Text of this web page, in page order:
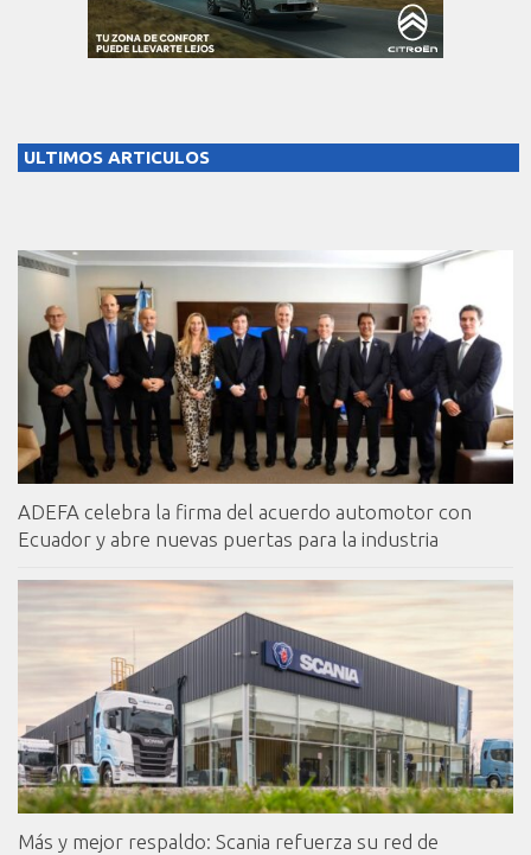
ULTIMOS ARTICULOS
ADEFA celebra la firma del acuerdo automotor con
Ecuador y abre nuevas puertas para la industria
Más y mejor respaldo: Scania refuerza su red de